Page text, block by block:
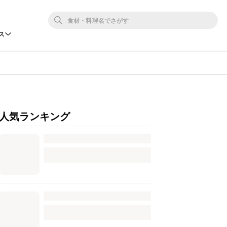
人気ランキング